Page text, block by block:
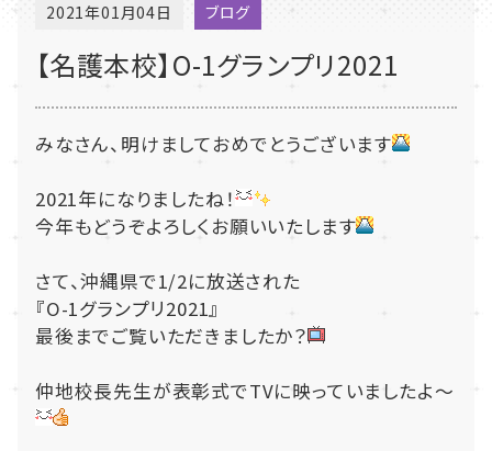
2021年01月04日 ブログ
【名護本校】O-1グランプリ2021
みなさん、明けましておめでとうございます
2021年になりましたね！
今年もどうぞよろしくお願いいたします
さて、沖縄県で1/2に放送された
『O-1グランプリ2021』
最後までご覧いただきましたか？
仲地校長先生が表彰式でTVに映っていましたよ～